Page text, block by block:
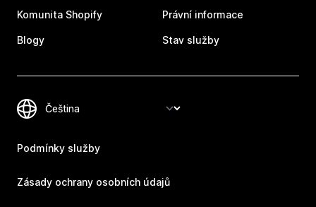
Komunita Shopify
Blogy
Právní informace
Stav služby
Podmínky služby
Zásady ochrany osobních údajů